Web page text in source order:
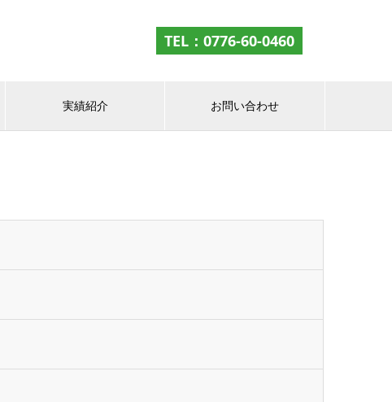
TEL： 0776-60-0460
実績紹介 お問い合わせ